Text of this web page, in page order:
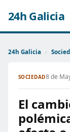
24h Galicia
24h Galicia ›
SOCIEDAD8 de
El